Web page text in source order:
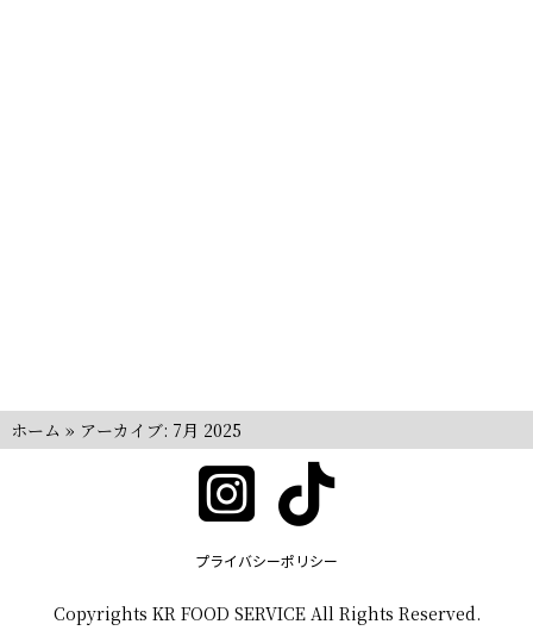
ホーム » アーカイブ: 7月 2025
プライバシーポリシー
Copyrights KR FOOD SERVICE All Rights Reserved.